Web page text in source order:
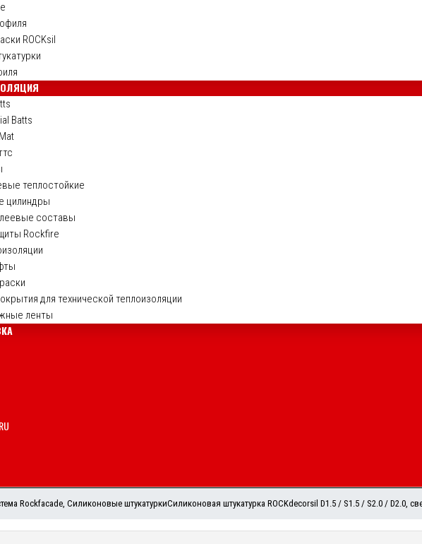
ROCKsil
Batts
теплостойкие
цилиндры
составы
Rockfire
для технической теплоизоляции
ленты
Rockfacade,Силиконовые штукатуркиСиликоновая штукатурка ROCKdecorsil D1.5 / S1.5 / S2.0 / D2.0,